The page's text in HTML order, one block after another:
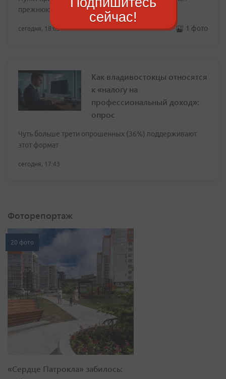
прежнюю яркость
сегодня, 18:03 1 фото
Как владивостокцы относятся
к «налогу на
профессиональный доход»:
опрос
Чуть больше трети опрошенных (36%) поддерживают
этот формат
сегодня, 17:43
Фоторепортаж
20 фото
«Сердце Патрокла» забилось:
сейчас!